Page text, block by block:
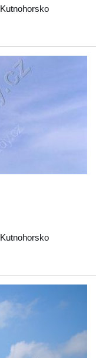
Kutnohorsko
Kutnohorsko